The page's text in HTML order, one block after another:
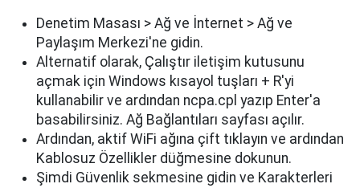
Denetim Masası > Ağ ve İnternet > Ağ ve
Paylaşım Merkezi'ne gidin.
Alternatif olarak, Çalıştır iletişim kutusunu
açmak için Windows kısayol tuşları + R'yi
kullanabilir ve ardından ncpa.cpl yazıp Enter'a
basabilirsiniz. Ağ Bağlantıları sayfası açılır.
Ardından, aktif WiFi ağına çift tıklayın ve ardından
Kablosuz Özellikler düğmesine dokunun.
Şimdi Güvenlik sekmesine gidin ve Karakterleri